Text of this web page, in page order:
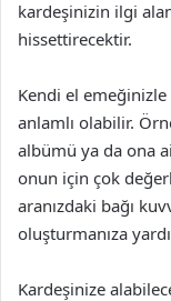
kardeşinizin ilgi
hissettirecektir.
Kendi el emeğinizle
anlamlı olabilir.
albümü ya da ona
onun için çok
aranızdaki bağı
oluşturmanıza
Kardeşinize